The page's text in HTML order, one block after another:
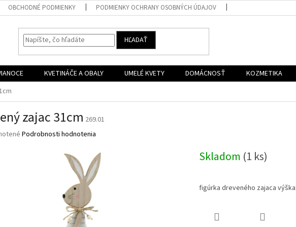
OBCHODNÉ PODMIENKY PODMIENKY OCHRANY OSOBNÝCH ÚDAJOV
HĽADAŤ
KVETINÁČE A OBALY UMELÉ KVETY DOMÁCNOSŤ KOZMETIKA
zajac 31cm 269.01
Podrobnosti hodnotenia
Skladom (1 ks)
figúrka dreveného zajaca